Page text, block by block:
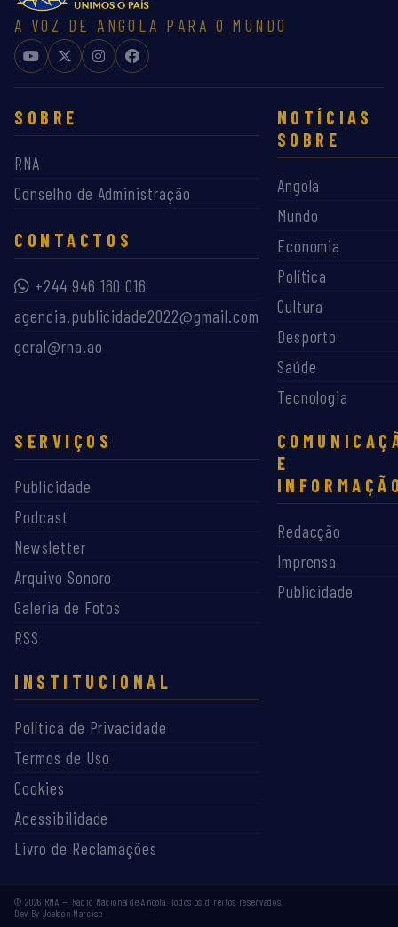
A VOZ DE ANGOLA PARA O MUNDO
SOBRE
RNA
Conselho de Administração
CONTACTOS
+244 946 160 016
agencia.publicidade2022@gmail.com
geral@rna.ao
NOTÍCIAS
SOBRE
Angola
Mundo
Economia
Política
Cultura
Desporto
Saúde
Tecnologia
SERVIÇOS
Publicidade
Podcast
Newsletter
Arquivo Sonoro
Galeria de Fotos
RSS
E
Redacção
Imprensa
Publicidade
INSTITUCIONAL
Política de Privacidade
Termos de Uso
Cookies
Acessibilidade
Livro de Reclamações
©2026 RNA — Rádio Nacional de Angola. Todos os direitos reservados.
Dev By Joelson Narciso